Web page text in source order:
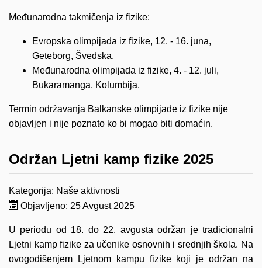
Međunarodna takmičenja iz fizike:
Evropska olimpijada iz fizike, 12. - 16. juna,
Geteborg, Švedska,
Međunarodna olimpijada iz fizike, 4. - 12. juli,
Bukaramanga, Kolumbija.
Termin održavanja Balkanske olimpijade iz fizike nije
objavljen i nije poznato ko bi mogao biti domaćin.
Održan Ljetni kamp fizike 2025
Kategorija: Naše aktivnosti
Objavljeno: 25 Avgust 2025
U periodu od 18. do 22. avgusta održan je tradicionalni
Ljetni kamp fizike za učenike osnovnih i srednjih škola. Na
ovogodišenjem Ljetnom kampu fizike koji je održan na